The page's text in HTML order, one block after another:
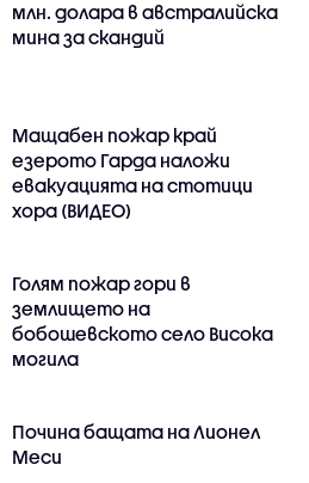
млн. долара в австралийска
мина за скандий
Мащабен пожар край
езерото Гарда наложи
евакуацията на стотици
хора (ВИДЕО)
Голям пожар гори в
землището на
бобошевското село Висока
могила
Почина бащата на Лионел
Меси